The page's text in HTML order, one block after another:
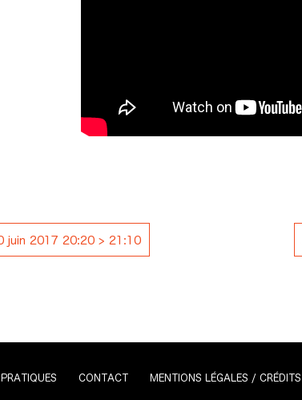
juin 2017 20:20 > 21:10
PRATIQUES CONTACT MENTIONS LÉGALES / CRÉDITS